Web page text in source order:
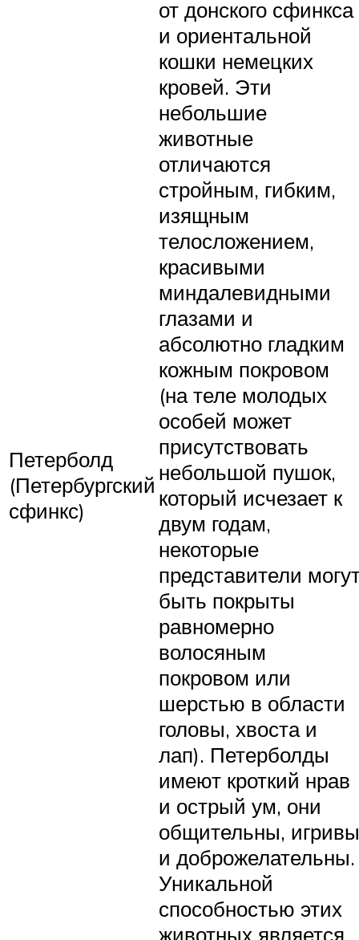
Петерболд
(Петербургский
сфинкс)
от донского сфинкса
и ориентальной
кошки немецких
кровей. Эти
небольшие
животные
отличаются
стройным, гибким,
изящным
телосложением,
красивыми
миндалевидными
глазами и
абсолютно гладким
кожным покровом
(на теле молодых
особей может
присутствовать
небольшой пушок,
который исчезает к
двум годам,
некоторые
представители
быть покрыты
равномерно
волосяным
покровом или
шерстью в области
головы, хвоста и
лап). Петерболды
имеют кроткий нрав
и острый ум, они
общительны, игривы
и доброжелательны.
Уникальной
способностью этих
животных является